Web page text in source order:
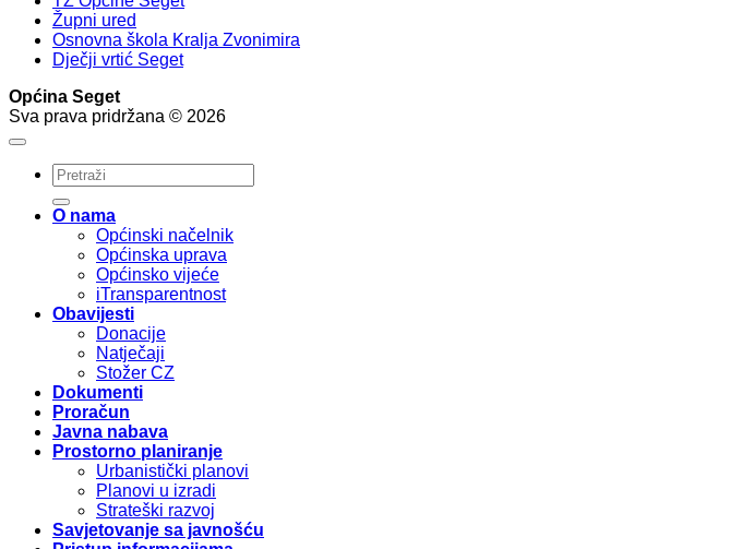
Župni ured
Osnovna škola Kralja Zvonimira
Dječji vrtić Seget
Općina Seget
Sva prava pridržana © 2026
O nama
Općinski načelnik
Općinska uprava
Općinsko vijeće
iTransparentnost
Obavijesti
Donacije
Natječaji
Stožer CZ
Dokumenti
Proračun
Javna nabava
Prostorno planiranje
Urbanistički planovi
Planovi u izradi
Strateški razvoj
Savjetovanje sa javnošću